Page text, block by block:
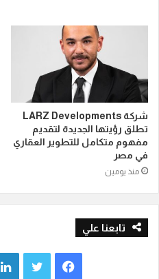
شركة LARZ Developments
تطلق رؤيتها الجديدة لتقديم
مفهوم متكامل للتطوير العقاري
في مصر
منذ يومين
تابعنا علي